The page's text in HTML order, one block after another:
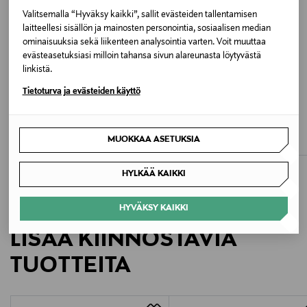
Valitsemalla “Hyväksy kaikki”, sallit evästeiden tallentamisen
laitteellesi sisällön ja mainosten personointia, sosiaalisen median
ominaisuuksia sekä liikenteen analysointia varten. Voit muuttaa
evästeasetuksiasi milloin tahansa sivun alareunasta löytyvästä
linkistä.
Tietoturva ja evästeiden käyttö
MUOKKAA ASETUKSIA
HYLKÄÄ KAIKKI
HYVÄKSY KAIKKI
Väri
1972 BURNT BROWN
Valmistusmaa
Vietnam
Valmistajan tuotenumero
50000140230
Marc O'Polo Einzelhandels GmbH
Valmistajan osoite
Hofgartenstraße 1, 83071 Stephanskirchen, Germany
Oversized Vintage Bell -paita
Raidallinen neulepusero
Original Price
115,95 €
LISÄÄ KIINNOSTAVIA
TUOTTEITA